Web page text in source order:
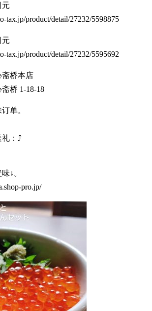
元
tax.jp/product/detail/27232/5598875
元
tax.jp/product/detail/27232/5595692
斋桥本店
桥 1-18-18
单。
：⤴️
↓。
pro.jp/